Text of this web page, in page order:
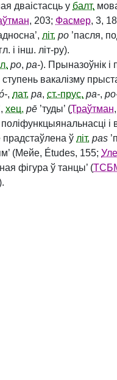
дваістасць у балт.
, 203; Фасмер, 3,
літ. po ’пасля,
і інш. літ-ру).
po, pa‑). Прыназоўнік і
ступень вакалізму
, лат. pa, ст.-прус. pa‑,
хец. pē ’туды’ (Траўтман
і
прадстаўлена ў літ. pas
(Мейе, Études, 155;
фігура ў танцы’ (